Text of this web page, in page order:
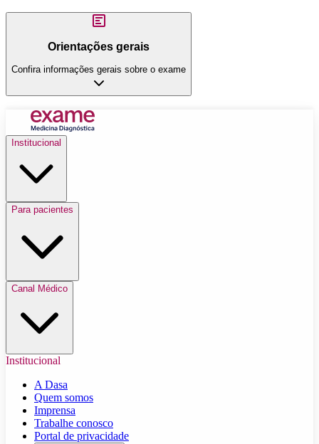
Orientações gerais
Confira informações gerais sobre o exame
Institucional
Para pacientes
Canal Médico
Institucional
A Dasa
Quem somos
Imprensa
Trabalhe conosco
Portal de privacidade